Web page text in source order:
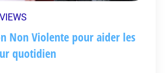
Non Violente pour aider les
quotidien